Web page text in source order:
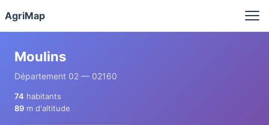
AgriMap
Moulins
Département 02 — 02160
74 habitants
89 m d'altitude